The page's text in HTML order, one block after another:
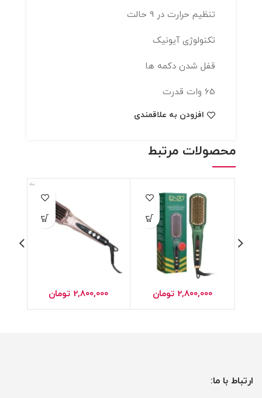
تنظیم حرارت در 9 حالت
تکنولوژی آیونیک
قفل شدن دکمه ها
65 وات قدرت
افزودن به علاقمندی
محصولات مرتبط
2,800,000 تومان 2,800,000 تومان
ارتباط با ما: